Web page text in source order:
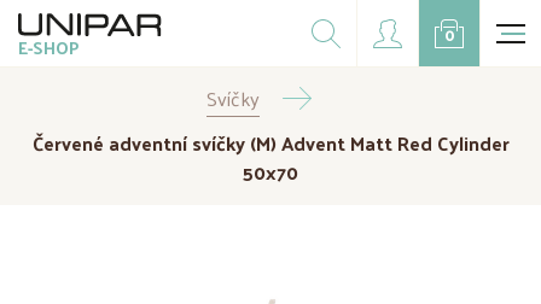
E-SHOP
Dárkové balíčky
Doplňky
Doprodej
CZK EUR
0
Svíčky
Červené adventní svíčky (M) Advent Matt Red Cylinder
50x70